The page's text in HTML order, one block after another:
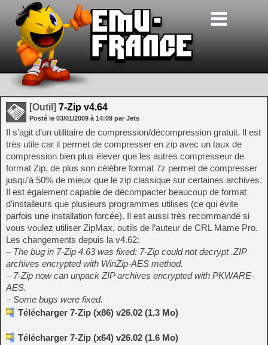
[Outil] 7-Zip v4.64
Posté le 03/01/2009 à 14:09 par Jets
Il s’agit d’un utilitaire de compression/décompression gratuit. Il est
très utile car il permet de compresser en zip avec un taux de
compression bien plus élever que les autres compresseur de
format Zip, de plus son célèbre format 7z permet de compresser
jusqu’à 50% de mieux que le zip classique sur certaines archives.
Il est également capable de décompacter beaucoup de format
d’installeurs que plusieurs programmes utilises (ce qui évite
parfois une installation forcée). Il est aussi très recommandé si
vous voulez utiliser ZipMax, outils de l’auteur de CRL Mame Pro.
Les changements depuis la v4.62:
– The bug in 7-Zip 4.63 was fixed: 7-Zip could not decrypt .ZIP
archives encrypted with WinZip-AES method.
– 7-Zip now can unpack ZIP archives encrypted with PKWARE-
AES.
– Some bugs were fixed.
Télécharger 7-Zip (x86) v26.02 (1.3 Mo)
Télécharger 7-Zip (x64) v26.02 (1.6 Mo)